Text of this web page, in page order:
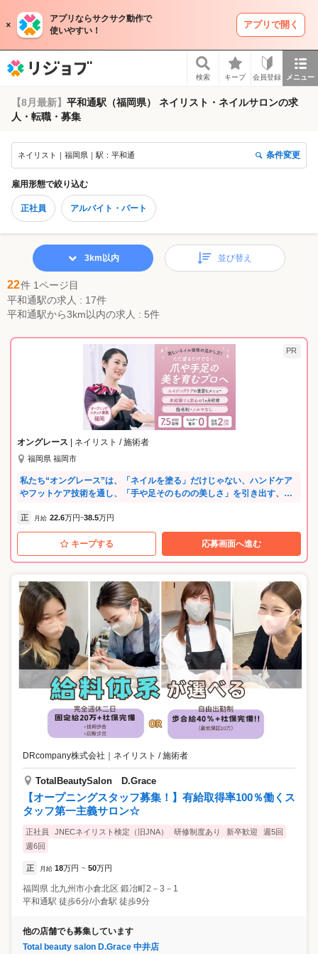
アプリならサクサク動作で
使いやすい！
アプリで開く
検索 キープ 会員登録 メニュー
【8月最新】 平和通駅（福岡県） ネイリスト・ネイルサロンの求
人・転職・募集
ネイリスト｜福岡県｜駅：平和通 条件変更
雇用形態で絞り込む
正社員 アルバイト・パート
22件 1ページ目
平和通駅の求人 : 17件
平和通駅から3km以内の求人 : 5件
3km以内 並び替え
PR
オングレース | ネイリスト / 施術者
福岡県 福岡市
私たち“オングレース”は、「ネイルを塗る」だけじゃない、ハンドケア
やフットケア技術を通し、「手や足そのものの美しさ」を引き出す、他
「デジャヴュ」「オペラ」「ハトムギ化粧水」など、ヒット商品を手掛
ける大手化粧品メーカーピアスグループの一員です。人気ブランドを手
掛ける安定企業だからこそ、充実した福利厚生をご用意しています。 ⭐
経験が浅くても、ブランクがあってもOK ネイリストの資格をお持ちで
通し、知識もスキルもしっかり身につけられます。 ⭐洗練された接客ス
キルが身につく 私たちのお店は、全て百貨店に展開しています。だから
こそ、施術のスキルだけでなく、高級感を感じられる接客の技術もしっ
かりレクチャーします。 ⭐オン・オフのメリハリよく活躍！ 施術は完全
予約制のため、残業は１カ月に45分程度。長時間の残業が発生すること
はありません。休日の研修や施術レクチャーなどもないため、プライベ
ートも大切にしながら働けます。 ⭐1カ月のお休みが選べる 「月8日休
み」「月9～10日休み」。どちらでも好きな勤務体系が選べます。もち
ろん途中で変更もOK！ライフスタイルに合わせた働き方を実現できま
ャリアアップがなく、将来に漠然とした不安がありました。オングレー
スでは実力や頑張りに応じて昇給・昇格が当たり前で、私もアシスタン
トチーフに昇格できました！ お客様の層としては、年齢と共に手の甲の
ね。ネイルサロンというより、手元を含めたケアが目的の方が多く、
「爪を育てたい」「仕事柄ネイルはできないが、せめてキレイに見せた
い」という方もいらっしゃいます。 そういったお悩みを持つお客様に、
「あなたに施術してもらった後、出先で手元を褒められたの」と嬉しそ
うに報告していただいた時は、本当に嬉しかったですね。百貨店内に展
開していることもあって、穏やかで優しいお客様が多いです。 産育休や
キャリアチェンジなどの制度も豊富なため、今後結婚や子育てなどを経
て、ライフステージが変わってもこの仕事を続けたいです！
正 月給 22.6万円~38.5万円
キープする 応募画面へ進む
DRcompany株式会社 ネイリスト / 施術者
TotalBeautySalon D.Grace
【オープニングスタッフ募集！】有給取得率100％働くス
タッフ第一主義サロン☆
正社員 JNECネイリスト検定（旧JNA） 研修制度あり 新卒歓迎
週5回
週6回
正 月給 18万円 ~ 50万円
福岡県 北九州市小倉北区 鍛冶町2－3－1
平和通駅 徒歩6分/小倉駅 徒歩9分
他の店舗でも募集しています
Total beauty salon D.Grace 中井店